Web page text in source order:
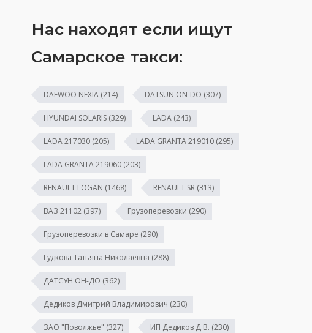
Нас находят если ищут
Самарское такси:
DAEWOO NEXIA(214) DATSUN ON-DO (307)
HYUNDAI SOLARIS(329) LADA(243)
LADA 217030(205) LADA GRANTA 219010(295)
LADA GRANTA 219060(203)
RENAULT LOGAN (1468) RENAULT SR(313)
ВАЗ 21102(397) Грузоперевозки (290)
Грузоперевозки в Самаре (290)
Гудкова Татьяна Николаевна (288)
ДАТСУН ОН-ДО (362)
Дедиков Дмитрий Владимирович (230)
ЗАО "Поволжье" (327) ИП Дедиков Д.В. (230)